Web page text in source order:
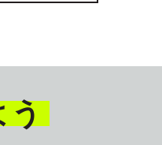
う